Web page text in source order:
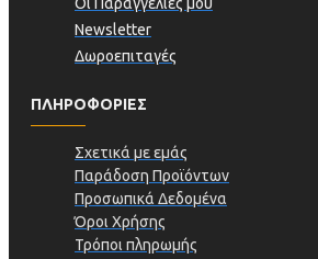
Newsletter
Δωροεπιταγές
ΠΛΗΡΟΦΟΡΊΕΣ
Σχετικά με εμάς
Παράδοση Προϊόντων
Προσωπικά Δεδομένα
Όροι Χρήσης
Τρόποι πληρωμής